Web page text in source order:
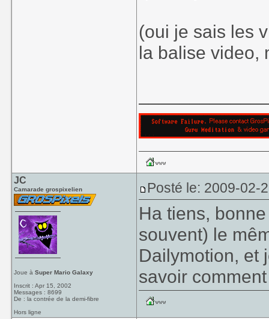
(oui je sais les
la balise video,
JC
Camarade grospixelien
Joue àSuper Mario Galaxy
Inscrit : Apr 15, 2002
Messages : 8699
De : la contrée de la demi-fibre
Hors ligne
Posté le: 2009-02-
Ha tiens,
souvent) le
Dailymotion, et
savoir